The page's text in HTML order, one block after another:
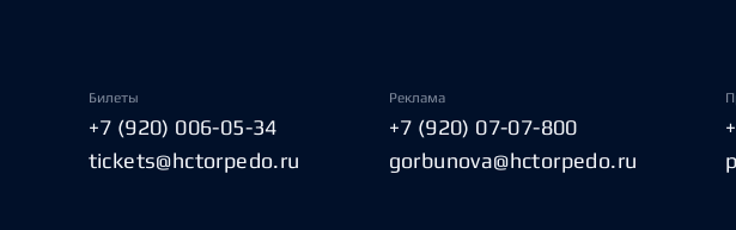
Билеты
+7 (920) 006-05-34
tickets@hctorpedo.ru
Реклама
+7 (920) 07-07-800
gorbunova@hctorpedo.ru